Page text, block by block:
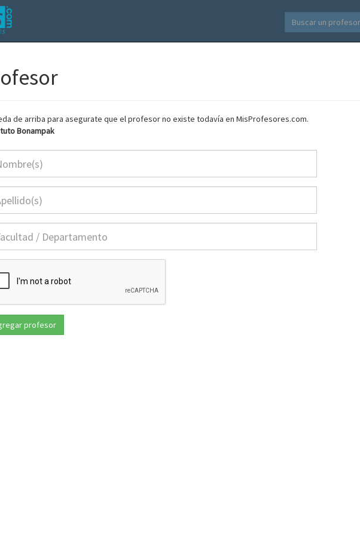
de arriba para asegurate que el profesor no existe todavía en MisProfesores.com.
Bonampak